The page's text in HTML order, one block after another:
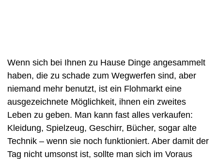
Wenn sich bei Ihnen zu Hause Dinge angesammelt
haben, die zu schade zum Wegwerfen sind, aber
niemand mehr benutzt, ist ein Flohmarkt eine
ausgezeichnete Möglichkeit, ihnen ein zweites
Leben zu geben. Man kann fast alles verkaufen:
Kleidung, Spielzeug, Geschirr, Bücher, sogar alte
Technik – wenn sie noch funktioniert. Aber damit der
Tag nicht umsonst ist, sollte man sich im Voraus